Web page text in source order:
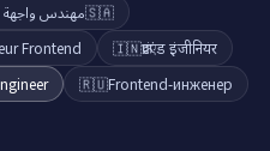
🇸🇦مهندس واجهة
Frontend 🇮🇳फ्रंटएंड इंजीनियर
🇷🇺Frontend-инженер